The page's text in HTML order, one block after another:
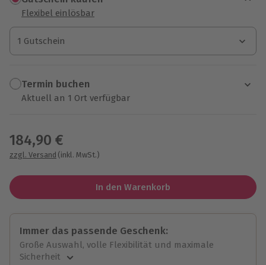
Flexibel einlösbar
1 Gutschein
1 Gutschein
1 Gutschein
Termin buchen
Aktuell an 1 Ort verfügbar
184,90 €
zzgl. Versand (inkl. MwSt.)
In den Warenkorb
Immer das passende Geschenk:
Große Auswahl, volle Flexibilität und maximale
Sicherheit